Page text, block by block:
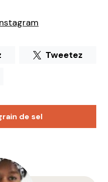
Tweetez
de sel
pas publiée.